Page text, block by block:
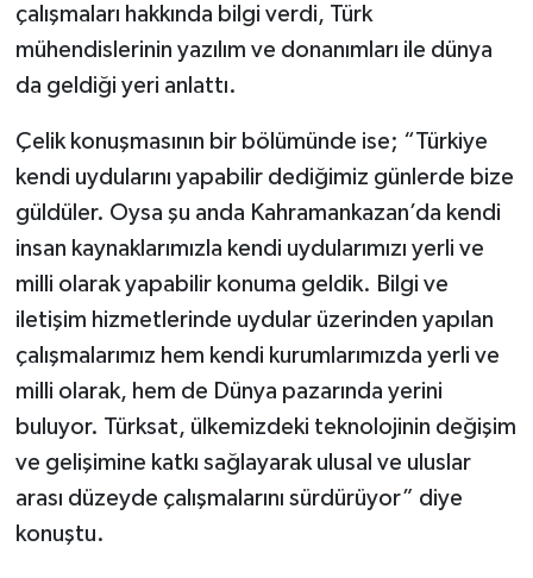
çalışmaları hakkında bilgi verdi, Türk
mühendislerinin yazılım ve donanımları ile dünya
da geldiği yeri anlattı.
Çelik konuşmasının bir bölümünde ise; “Türkiye
kendi uydularını yapabilir dediğimiz günlerde bize
güldüler. Oysa şu anda Kahramankazan’da kendi
insan kaynaklarımızla kendi uydularımızı yerli ve
milli olarak yapabilir konuma geldik. Bilgi ve
iletişim hizmetlerinde uydular üzerinden yapılan
çalışmalarımız hem kendi kurumlarımızda yerli ve
milli olarak, hem de Dünya pazarında yerini
buluyor. Türksat, ülkemizdeki teknolojinin değişim
ve gelişimine katkı sağlayarak ulusal ve uluslar
arası düzeyde çalışmalarını sürdürüyor” diye
konuştu.